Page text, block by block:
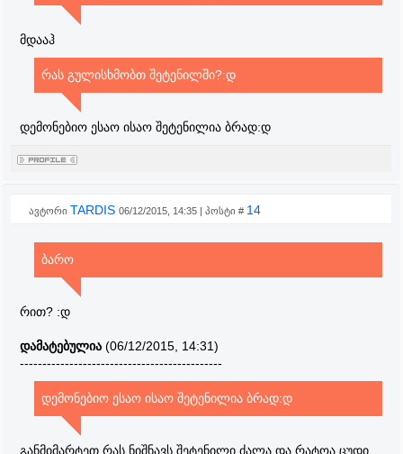
მდააჰ
რას გულისხმობთ შეტენილში?:დ
დემონებიო ესაო ისაო შეტენილია ბრად:დ
ავტორი TARDIS 06/12/2015, 14:35 | პოსტი # 14
ბარო
რით? :დ
დამატებულია (06/12/2015, 14:31)
---------------------------------------------
დემონებიო ესაო ისაო შეტენილია ბრად:დ
განმიმარტეთ რას ნიშნავს შეტენილი ძალა და რატოა ცუდი